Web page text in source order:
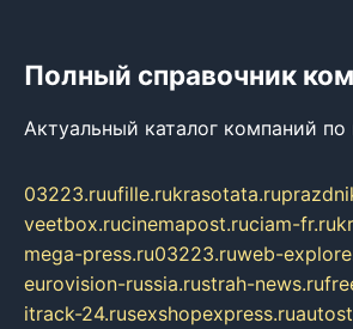
Полный справочник
Актуальный каталог компаний по
03223.ruufille.rukrasotata.ru
veetbox.rucinemapost.ruciam-fr.ru
mega-press.ru03223.ruweb-
eurovision-russia.rustrah-news.ru
itrack-24.rusexshopexpress.ru